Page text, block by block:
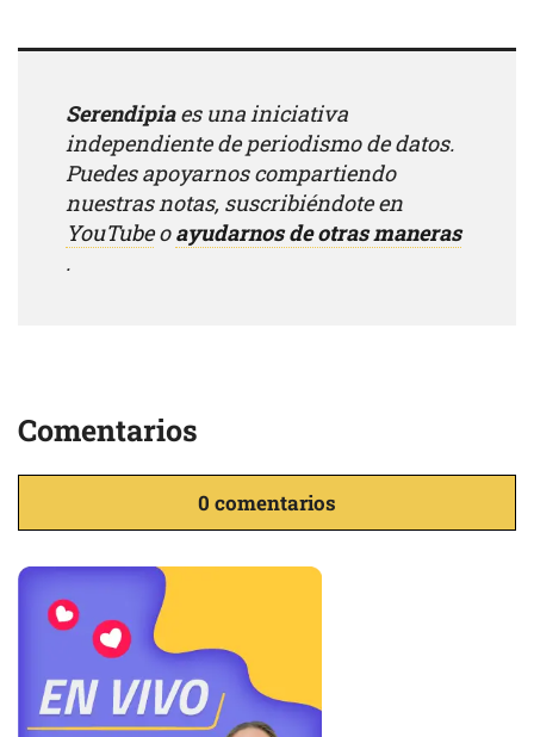
Serendipiaes una iniciativa
independiente de periodismo de datos.
Puedes apoyarnos compartiendo
nuestras notas, suscribiéndote en
YouTubeoayudarnos de otras maneras
.
Comentarios
0 comentarios